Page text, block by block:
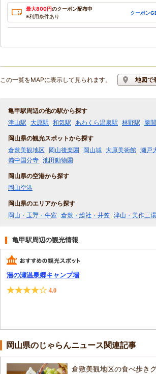
最大800円のクーポン配布中
※利用条件あり
クーポン
この一覧をMAPに表示して見られます。 地図で
亀甲駅周辺の他の駅から探す
津山駅
大原駅 和気駅 あわくら温泉駅 林野駅 勝
岡山県の観光スポットから探す
倉敷美観地区 岡山後楽園 岡山城 大原美術館 瀬戸
備中国分寺 池田動物園
岡山県の空港から探す
岡山空港
岡山県のエリアから探す
岡山・玉野・牛窓 倉敷・総社・井笠 津山・美作三
亀甲駅周辺の観光情報
湯の瀬温泉郷キャンプ場
4.0
岡山県のじゃらんニュース関連記事
倉敷美観地区の食べ歩き